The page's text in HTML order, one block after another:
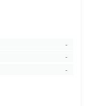
-
-
-